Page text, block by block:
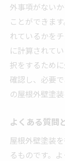
外事項がない
ことができま
れているかを
に計算されて
択をするため
確認し、必要
の屋根外壁塗
よくある質問
屋根外壁塗装
るものです。